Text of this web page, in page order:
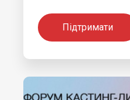
Підтримати